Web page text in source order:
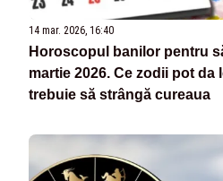
14 mar. 2026, 16:40
Horoscopul banilor pentru
martie 2026. Ce zodii pot da
trebuie să strângă cureaua